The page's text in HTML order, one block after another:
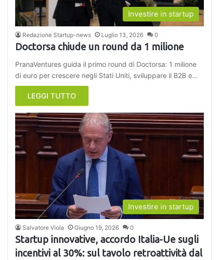
Investire in startup
Redazione Startup-news Luglio 13, 2026 0
Doctorsa chiude un round da 1 milione
PranaVentures guida il primo round di Doctorsa: 1 milione
di euro per crescere negli Stati Uniti, sviluppare il B2B e…
LEGGI TUTTO
Investire in startup
Salvatore Viola Giugno 19, 2026 0
Startup innovative, accordo Italia-Ue sugli
incentivi al 30%: sul tavolo retroattività dal